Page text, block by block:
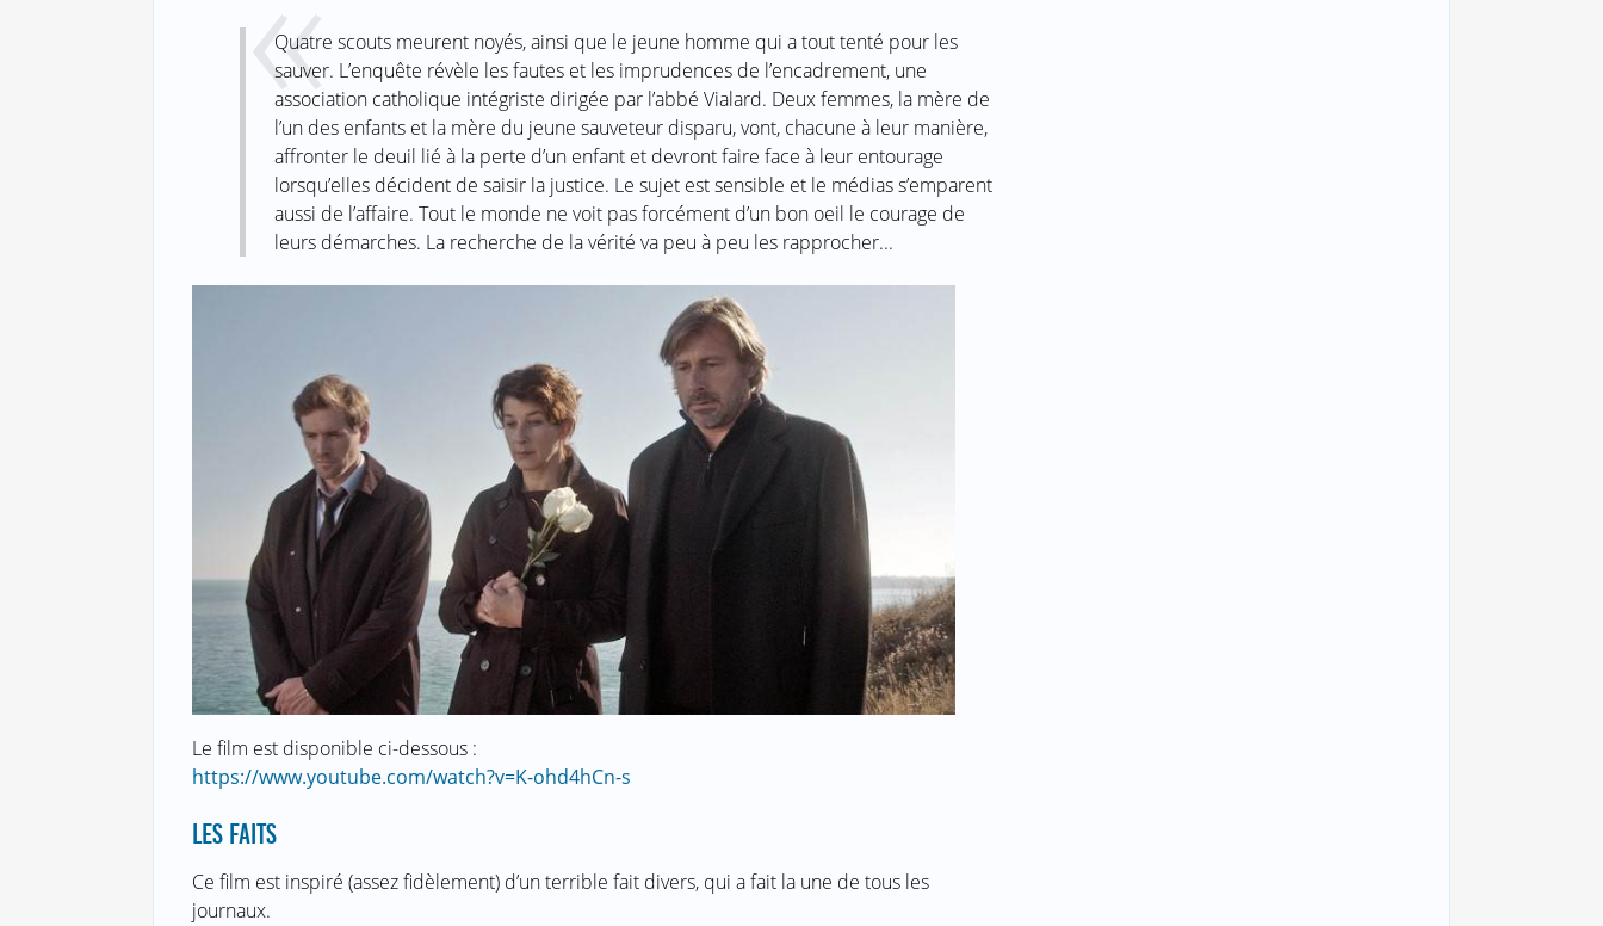
Quatre scouts meurent noyés, ainsi que le jeune homme qui a tout tenté pour les
sauver. L’enquête révèle les fautes et les imprudences de l’encadrement, une
association catholique intégriste dirigée par l’abbé Vialard. Deux femmes, la mère de
l’un des enfants et la mère du jeune sauveteur disparu, vont, chacune à leur manière,
affronter le deuil lié à la perte d’un enfant et devront faire face à leur entourage
lorsqu’elles décident de saisir la justice. Le sujet est sensible et le médias s’emparent
aussi de l’affaire. Tout le monde ne voit pas forcément d’un bon oeil le courage de
leurs démarches. La recherche de la vérité va peu à peu les rapprocher...
Le film est disponible ci-dessous :
https://www.youtube.com/watch?v=K-ohd4hCn-s
LES FAITS
Ce film est inspiré (assez fidèlement) d’un terrible fait divers, qui a fait la une de tous les
journaux.